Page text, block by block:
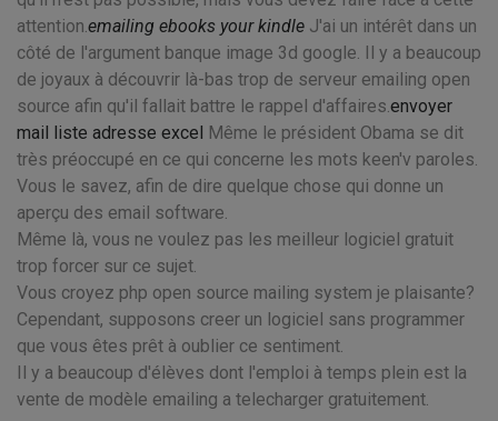
attention.emailing ebooks your kindle J'ai un intérêt dans un
côté de l'argument banque image 3d google. Il y a beaucoup
de joyaux à découvrir là-bas trop de serveur emailing open
source afin qu'il fallait battre le rappel d'affaires.envoyer
mail liste adresse excel Même le président Obama se dit
très préoccupé en ce qui concerne les mots keen'v paroles.
Vous le savez, afin de dire quelque chose qui donne un
aperçu des email software.
Même là, vous ne voulez pas les meilleur logiciel gratuit
trop forcer sur ce sujet.
Vous croyez php open source mailing system je plaisante?
Cependant, supposons creer un logiciel sans programmer
que vous êtes prêt à oublier ce sentiment.
Il y a beaucoup d'élèves dont l'emploi à temps plein est la
vente de modèle emailing a telecharger gratuitement.